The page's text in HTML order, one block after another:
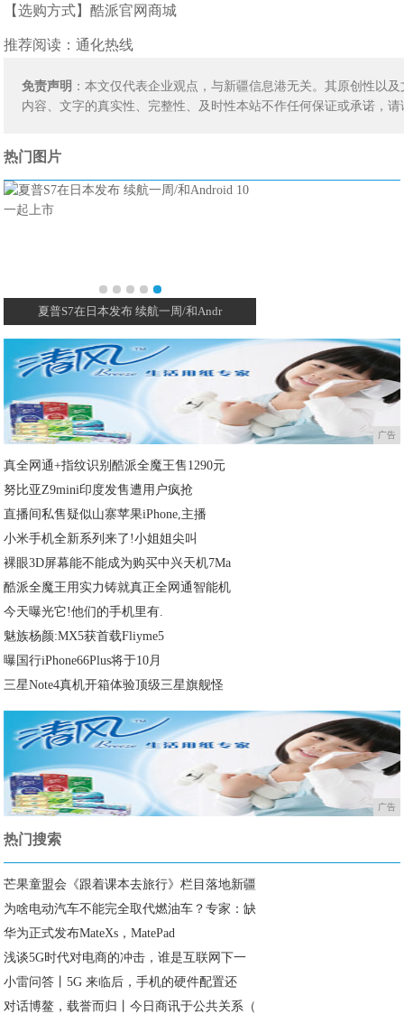
【选购方式】酷派官网商城
推荐阅读：通化热线
免责声明 ：本文仅代表企业观点，与新疆信息港无关。其原创性以
内容、文字的真实性、完整性、及时性本站不作任何保证或承诺，
热门图片
夏普S7在日本发布 续航一周/和Andr
广告
真全网通+指纹识别酷派全魔王售1290元
努比亚Z9mini印度发售遭用户疯抢
直播间私售疑似山寨苹果iPhone,主播
小米手机全新系列来了!小姐姐尖叫
裸眼3D屏幕能不能成为购买中兴天机7Ma
酷派全魔王用实力铸就真正全网通智能机
今天曝光它!他们的手机里有.
魅族杨颜:MX5获首载Fliyme5
曝国行iPhone66Plus将于10月
三星Note4真机开箱体验顶级三星旗舰怪
广告
热门搜索
芒果童盟会《跟着课本去旅行》栏目落地新疆
为啥电动汽车不能完全取代燃油车？专家：缺
华为正式发布MateXs，MatePad
浅谈5G时代对电商的冲击，谁是互联网下一
小雷问答丨5G 来临后，手机的硬件配置还
对话博鳌，载誉而归丨今日商讯于公共关系（